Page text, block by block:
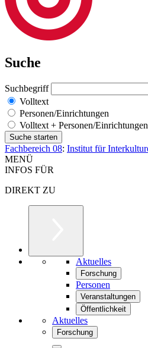
Suche
Suchbegriff
Volltext
Personen/Einrichtungen
Volltext + Personen/Einrichtungen
Fachbereich 08: Institut für
MENÜ
INFOS FÜR
DIREKT ZU
Aktuelles
Forschung
Personen
Veranstaltungen
Öffentlichkeit
Aktuelles
Forschung